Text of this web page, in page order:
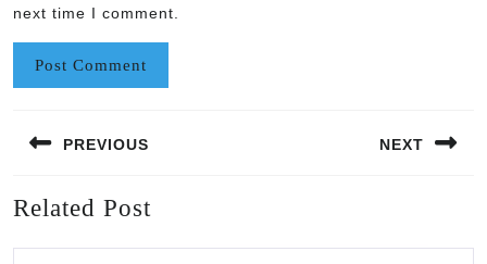
next time I comment.
navigation
PREVIOUS
post:
NEXT
Related Post